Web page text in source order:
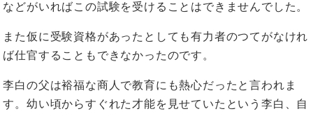
などがいればこの試験を受けることはできませんでした。
また仮に受験資格があったとしても有力者のつてがなけれ
ば仕官することもできなかったのです。
李白の父は裕福な商人で教育にも熱心だったと言われま
す。幼い頃からすぐれた才能を見せていたという李白、自